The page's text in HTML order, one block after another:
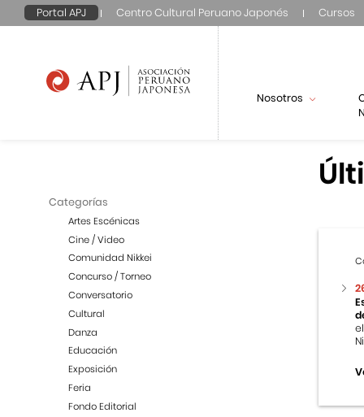
Portal APJ Centro Cultural Peruano Japonés Cursos
Nosotros
Categorías
Artes Escénicas
Cine / Video
Comunidad Nikkei
Concurso / Torneo
Conversatorio
Cultural
Danza
Educación
Exposición
Feria
Fondo Editorial